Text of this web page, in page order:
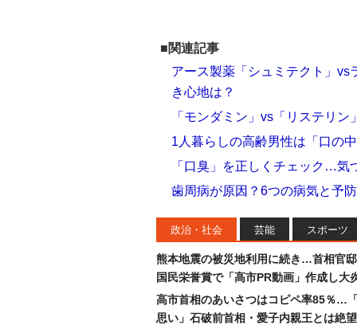
■関連記事
アース製薬「シュミテクト」vs
き心地は？
「モンダミン」vs「リステリ
1人暮らしの高齢男性は「口の
「口臭」を正しくチェック…気
歯周病が原因？6つの病気と予
政治・社会 芸能 スポーツ
熊本地震の被災地利用に続き…首相官
国民栄誉賞で「高市PR動画」作成し大
高市首相のあいさつはコピペ率85％…
思い」石破前首相・愛子内親王とは絶